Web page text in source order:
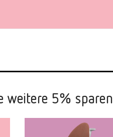
weitere 5% sparen